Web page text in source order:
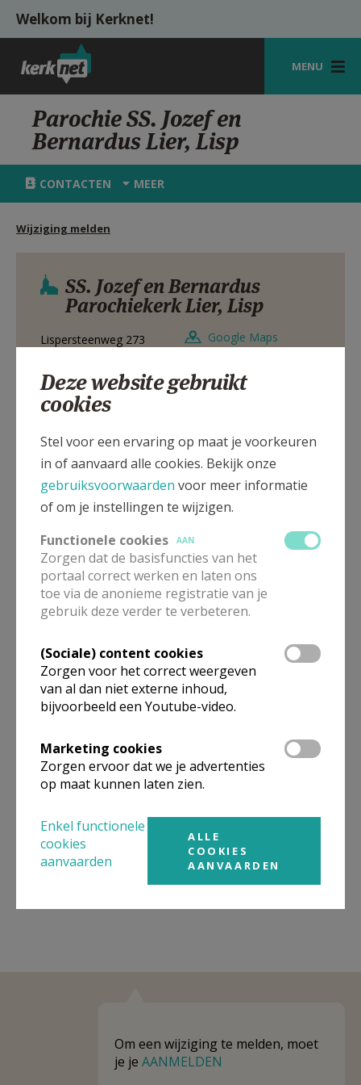
Overslaan en naar de inhoud gaan
Welkom bij Kerknet!
MENU
STARTPAGINA
KERK
VIERINGEN
HULP
MIJN PAROCHIE
AANMELDEN OF REGISTREREN
Parochie SS. Jozef en
Bernardus Lier, Lisp
CONTACTEN MEER
Wijziging melden
SS. Jozef en Bernardus
Parochiekerk Lier, Lisp
Lispersteenweg 273
Google Maps
Lispersteenweg 273, 2500 Lier
In deze kerk vinden geen weekendvieringen plaats. Via de
onderstaande lijst kan je het aanbod van kerken in de buurt
raadplegen.
Niet gevonden wat je zocht? Hier vind je
links naar kerken, eventueel van andere
organisaties, in de buurt.
Kerken in of nabij
Om een wijziging te melden, moet
je je AANMELDEN
Deze website gebruikt
cookies
Stel voor een ervaring op maat je voorkeuren
in of aanvaard alle cookies. Bekijk onze
gebruiksvoorwaarden voor meer informatie
of om je instellingen te wijzigen.
Functionele cookies
AAN
Zorgen dat de basisfuncties van het
portaal correct werken en laten ons
toe via de anonieme registratie van je
gebruik deze verder te verbeteren.
(Sociale) content cookies
Zorgen voor het correct weergeven
van al dan niet externe inhoud,
bijvoorbeeld een Youtube-video.
Marketing cookies
Zorgen ervoor dat we je advertenties
op maat kunnen laten zien.
Enkel functionele
cookies
aanvaarden
ALLE
COOKIES
AANVAARDEN